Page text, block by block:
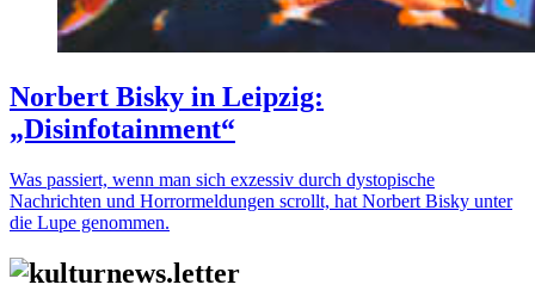
Norbert Bisky in Leipzig:
„Disinfotainment“
Was passiert, wenn man sich exzessiv durch dystopische
Nachrichten und Horrormeldungen scrollt, hat Norbert Bisky unter
die Lupe genommen.